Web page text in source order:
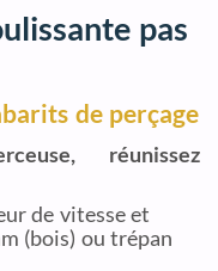
pas
de perçage
réunissez
de vitesse et
(bois) ou trépan